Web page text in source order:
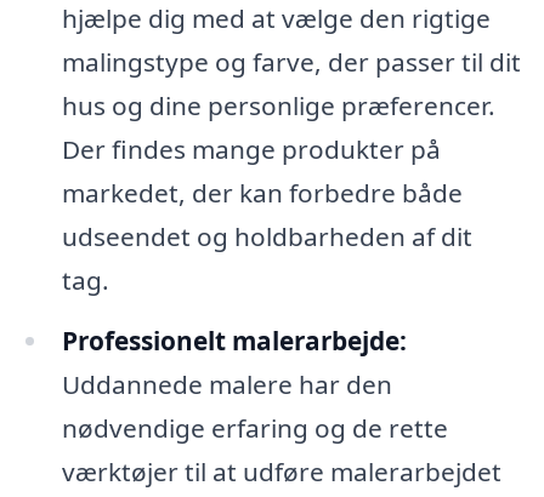
hjælpe dig med at vælge den rigtige
malingstype og farve, der passer til dit
hus og dine personlige præferencer.
Der findes mange produkter på
markedet, der kan forbedre både
udseendet og holdbarheden af dit
tag.
Professionelt malerarbejde:
Uddannede malere har den
nødvendige erfaring og de rette
værktøjer til at udføre malerarbejdet